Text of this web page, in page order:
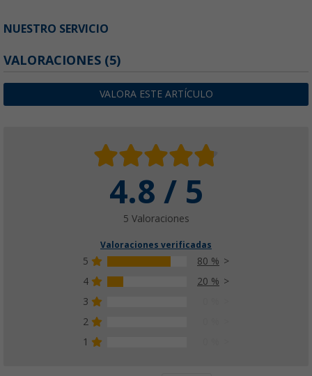
NUESTRO SERVICIO
VALORACIONES (5)
VALORA ESTE ARTÍCULO
4.8 / 5
5 Valoraciones
Valoraciones verificadas
5
80 %
4
20 %
3
2
1